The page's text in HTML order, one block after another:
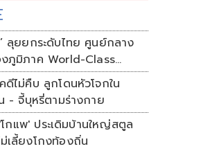
ลุยยกระดับไทย ศูนย์กลาง
ภูมิภาค World-Class
| ห้องข่าวไทยโพสต์สุด
ดีไม่คืบ ลูกโดนหัวโจกใน
- จี้บุหรี่ตามร่างกาย
กแพ' ประเดิมบ้านใหญ่สตูล
เลี้ยงโกงท้องถิ่น